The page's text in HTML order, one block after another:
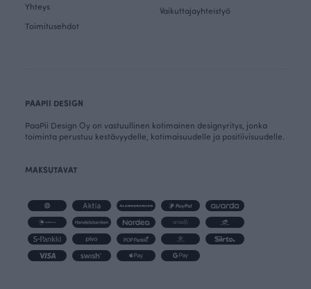
Yhteys
Toimitusehdot
Vaikuttajayhteistyö
PAAPII DESIGN
PaaPii Design Oy on vastuullinen kotimainen designyritys, jonka
toiminta perustuu kestävyydelle, kotimaisuudelle ja positiivisuudelle.
MAKSUTAVAT